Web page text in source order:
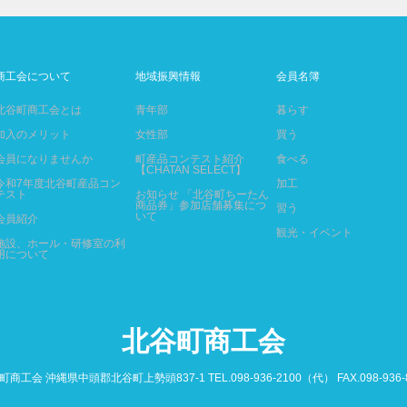
工会について
谷町商工会とは
入のメリット
員になりませんか
和7年度北谷町産品コン
スト
員紹介
設、ホール・研修室の利
について
地域振興情報
青年部
女性部
町産品コンテスト紹介
【CHATAN SELECT】
お知らせ 「北谷町ちーたん
商品券」参加店舗募集につ
いて
会員名簿
暮らす
買う
食べる
加工
習う
観光・イベント
北谷町商工会
商工会 沖縄県中頭郡北谷町上勢頭837-1 TEL.098-936-2100（代） FAX.098-